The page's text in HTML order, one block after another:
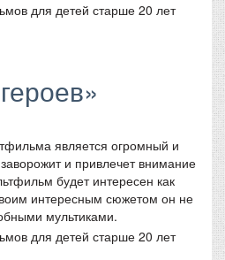
является огромный и
и привлечет внимание
будет интересен как
интересным сюжетом он не
мультиками.